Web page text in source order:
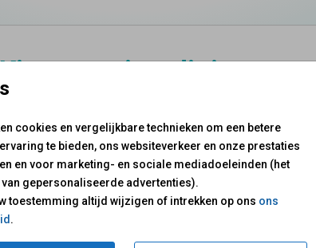
cookies en vergelijkbare technieken om een betere
te bieden, ons websiteverkeer en onze prestaties
en voor marketing- en sociale mediadoeleinden (het
gepersonaliseerde advertenties).
toestemming altijd wijzigen of intrekken op ons ons
.
Kies een uitnodiging
een passende en unieke uitnodiging. En
de uitnodiging precies de uitstraling die bij jou
Veelgekozen categorieën
the date